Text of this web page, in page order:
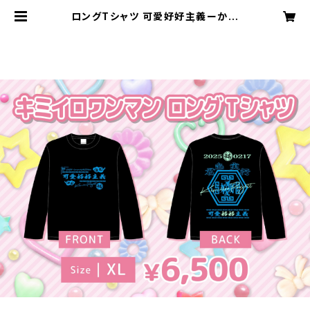
ロングTシャツ 可愛好好主義ーかわ